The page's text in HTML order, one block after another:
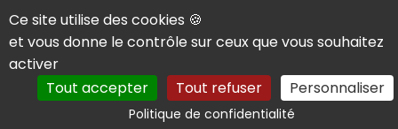
Panneau de gestion des cookies
Ce site utilise des cookies 🍪
et vous donne le contrôle sur ceux que vous souhaitez
activer
Tout accepter
Tout refuser Personnaliser
Politique de confidentialitéRechercher